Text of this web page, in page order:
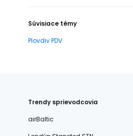
Súvisiace témy
Plovdiv PDV
Trendy sprievodcovia
airBaltic